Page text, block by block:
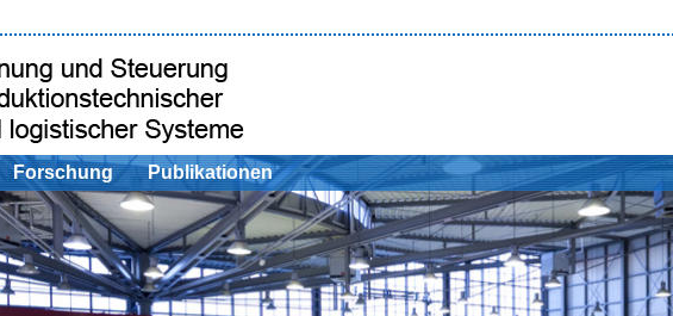
Forschung Publikationen